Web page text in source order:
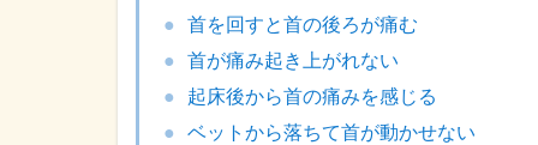
首を回すと首の後ろが痛む
首が痛み起き上がれない
起床後から首の痛みを感じる
ベットから落ちて首が動かせない